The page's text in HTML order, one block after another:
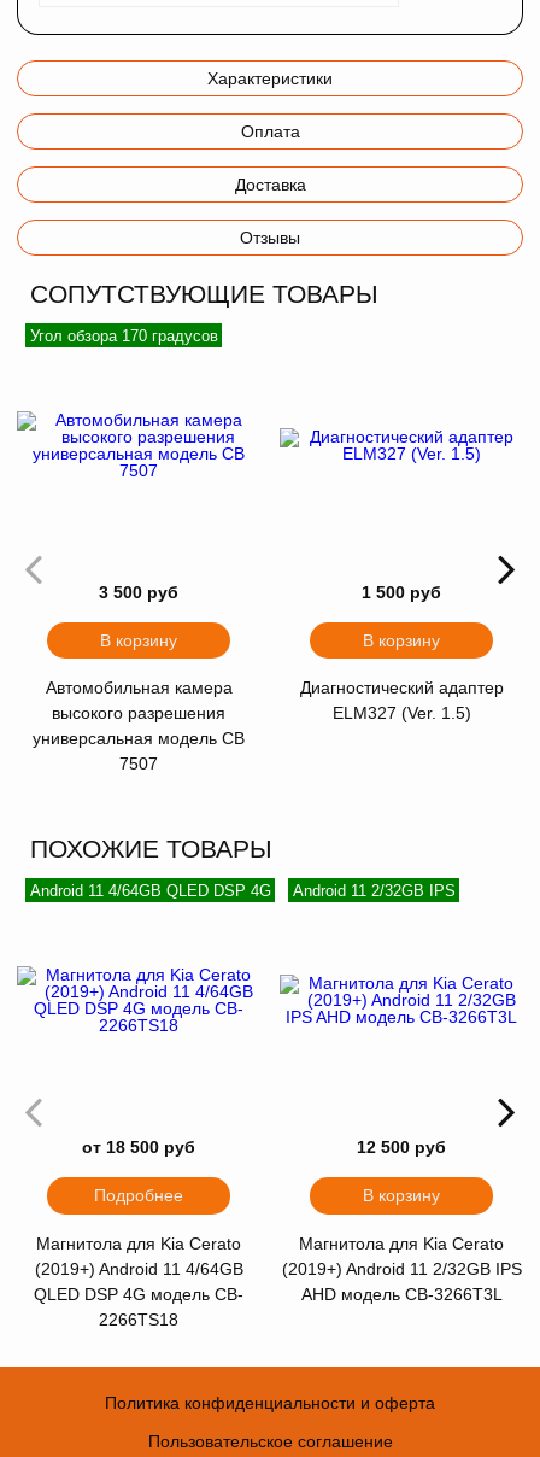
Характеристики
Оплата
Доставка
Отзывы
СОПУТСТВУЮЩИЕ ТОВАРЫ
Угол обзора 170 градусов
3 500 руб
В корзину
Автомобильная камера
высокого разрешения
универсальная модель CB
7507
1 500 руб
В корзину
Диагностический адаптер
ELM327 (Ver. 1.5)
ПОХОЖИЕ ТОВАРЫ
Android 11 4/64GB QLED DSP 4G
от 18 500 руб
Подробнее
Магнитола для Kia Cerato
(2019+) Android 11 4/64GB
QLED DSP 4G модель CB-
2266ТS18
Android 11 2/32GB IPS
12 500 руб
В корзину
Магнитола для Kia Cerato
(2019+) Android 11 2/32GB IPS
AHD модель СB-3266T3L
Политика конфиденциальности и оферта
Пользовательское соглашение